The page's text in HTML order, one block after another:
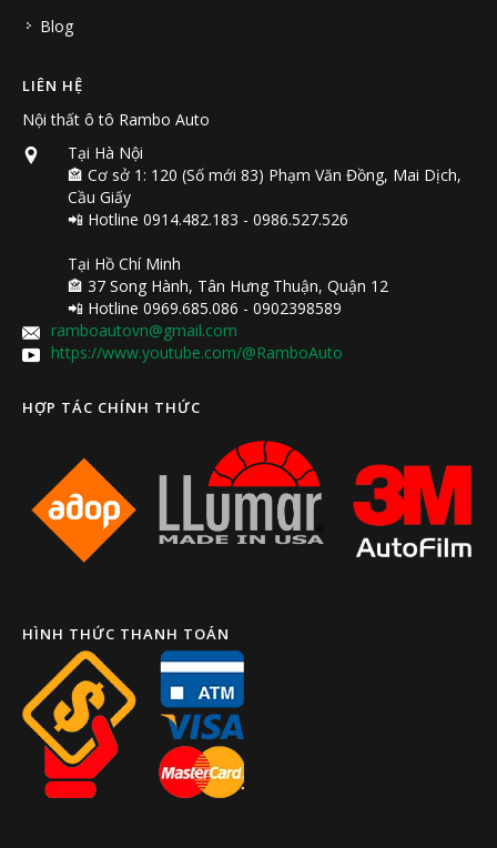
Blog
LIÊN HỆ
Nội thất ô tô Rambo Auto
Tại Hà Nội
🏤 Cơ sở 1: 120 (Số mới 83) Phạm Văn Đồng, Mai Dịch,
Cầu Giấy
📲 Hotline 0914.482.183 - 0986.527.526
Tại Hồ Chí Minh
🏤 37 Song Hành, Tân Hưng Thuận, Quận 12
📲 Hotline 0969.685.086 - 0902398589
ramboautovn@gmail.com
https://www.youtube.com/@RamboAuto
HỢP TÁC CHÍNH THỨC
HÌNH THỨC THANH TOÁN